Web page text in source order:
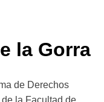
la Gorra
de Derechos
de la Facultad de